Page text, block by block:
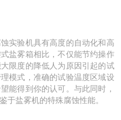
实验机具有高度的自动化和高
盐雾箱相比，不仅能节约操作
限度的降低人为原因引起的试
模式，准确的试验温度区域设
能得到你的认可。与此同时，
于盐雾机的特殊腐蚀性能。